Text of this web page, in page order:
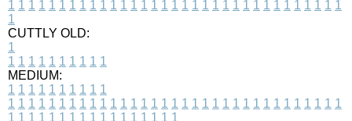
1 1 1 1 1 1 1 1 1 1 1 1 1 1 1 1 1 1 1 1 1 1 1 1 1 1 1 1 1 1 1 1 1
1
CUTTLY OLD:
1
1 1 1 1 1 1 1 1 1 1
MEDIUM:
1 1 1 1 1 1 1 1 1 1
1 1 1 1 1 1 1 1 1 1 1 1 1 1 1 1 1 1 1 1 1 1 1 1 1 1 1 1 1 1 1 1 1
1 1 1 1 1 1 1 1 1 1 1 1 1 1 1 1 1